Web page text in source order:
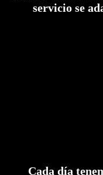
servicio se
Cada día